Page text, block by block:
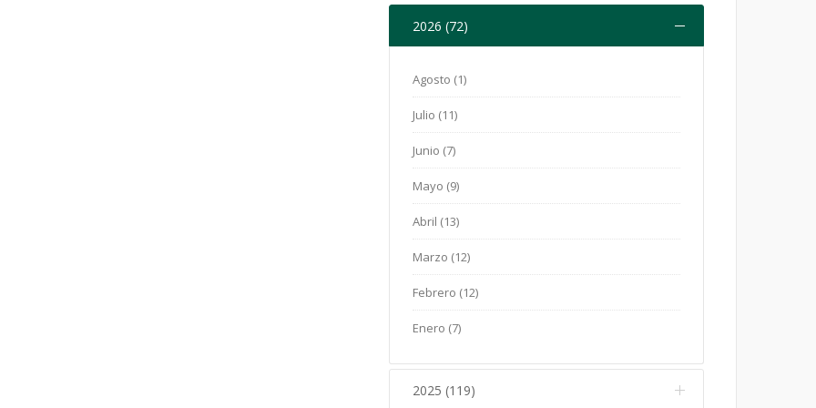
2026 (72)
Agosto (1)
Julio (11)
Junio (7)
Mayo (9)
Abril (13)
Marzo (12)
Febrero (12)
Enero (7)
2025 (119)